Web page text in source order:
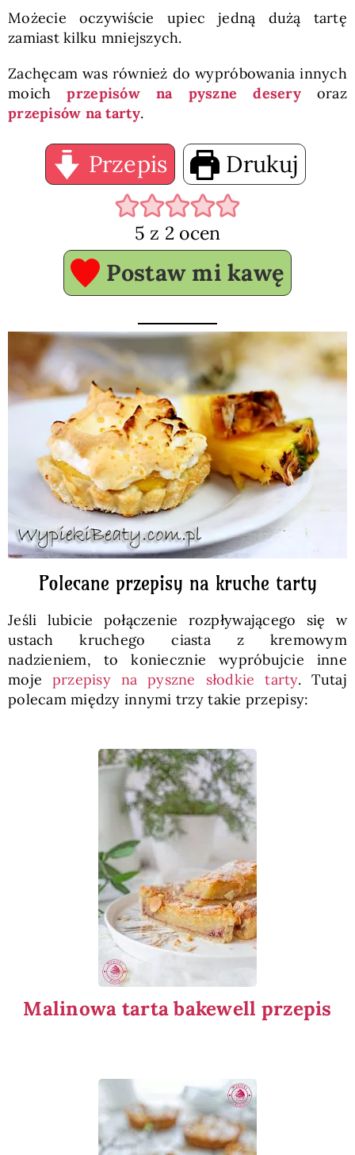
Możecie oczywiście upiec jedną dużą tartę
zamiast kilku mniejszych.
Zachęcam was również do wypróbowania innych
moichprzepisów na pyszne deseryoraz
przepisów na tarty.
Przepis Drukuj
5 z 2 ocen
Postaw mi kawę
Polecane przepisy na kruche tarty
Jeśli lubicie połączenie rozpływającego się w
ustach kruchego ciasta z kremowym
nadzieniem, to koniecznie wypróbujcie inne
moje przepisy na pyszne słodkie tarty. Tutaj
polecam między innymi trzy takie przepisy:
Malinowa tarta bakewell przepis